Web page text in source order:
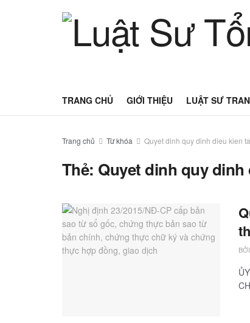
TRANG CHỦ GIỚI THIỆU LUẬT SƯ
Trang chủ Từ khóa Quyet dinh quy dinh dieu kien
Thẻ: Quyet dinh quy
BỞI